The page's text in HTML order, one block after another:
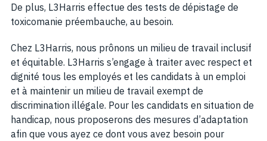
De plus, L3Harris effectue des tests de dépistage de
toxicomanie préembauche, au besoin.
Chez L3Harris, nous prônons un milieu de travail inclusif
et équitable. L3Harris s’engage à traiter avec respect et
dignité tous les employés et les candidats à un emploi
et à maintenir un milieu de travail exempt de
discrimination illégale. Pour les candidats en situation de
handicap, nous proposerons des mesures d’adaptation
afin que vous ayez ce dont vous avez besoin pour